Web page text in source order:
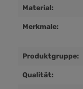
Material:
Merkmale:
Produktgruppe:
Qualität: